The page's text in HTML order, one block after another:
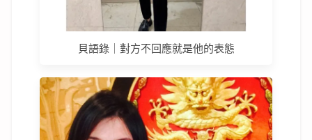
貝語錄｜對方不回應就是他的表態